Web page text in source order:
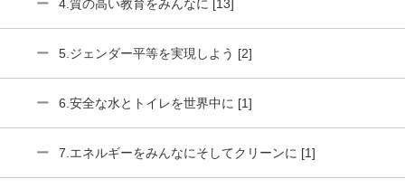
4.質の高い教育をみんなに [13]
5.ジェンダー平等を実現しよう [2]
6.安全な水とトイレを世界中に [1]
7.エネルギーをみんなにそしてクリーンに [1]